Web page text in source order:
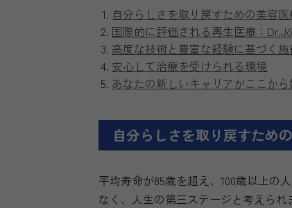
自分らしさを取り戻すための美容
国際的に評価される再生医療：
高度な技術と豊富な経験に基づく
安心して治療を受けられる環境
あなたの新しいキャリアがここから
自分らしさを取り戻すため
平均寿命が85歳を超え、100歳以上の
なく、人生の第三ステージと考えら